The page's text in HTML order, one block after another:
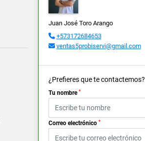
Juan José Toro Arango
+573172684653
ventas5probiservi@gmail.com
¿Prefieres que te contactemos?
Tu nombre *
Correo electrónico *